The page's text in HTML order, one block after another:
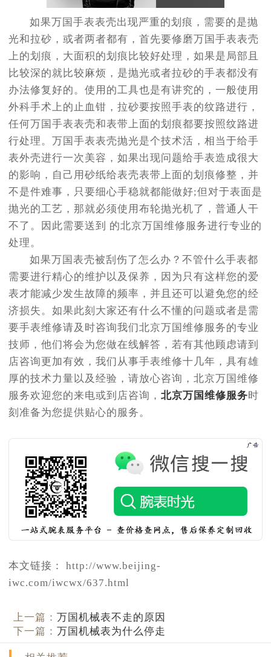
如果万国手表表壳出现严重的划痕，需要的是抛
光和拉砂，或者两者都有，首先要修磨万国手表表壳
上的划痕，大面积的划痕比较好处理，如果是局部且
比较深的就比较麻烦，是抛光或者拉砂的手表都没有
办法修复好的。使用的工具也是有讲究的，一般使用
外科手术上的止血钳，拉砂要按照手表的纹路进行，
任何万国手表表壳和表带上面的划痕都要按照纹路进
行处理。万国手表表壳抛光是个技术活，相当于给手
表外壳进行一次美容，如果出现问题给手表造成很大
的影响，自己用砂纸给表壳表带上面的划痕修整，并
不是件难事，只要细心手稳就都能做好;但对于表面是
抛光的工艺，那就必须使用布轮抛光机了，普通人干
不了。因此需要送到 的北京万国维修服务进行专业的
处理。
如果万国表壳被刮伤了怎么办？不管什么手表都
需要进行精心的维护以及保养，因为只有这样您的爱
表才能减少发生故障的频率，并且还可以避免您的经
济损失。如果此刻大家还有什么不懂的问题或者是需
要手表维修请及时咨询我们北京万国维修服务的专业
技师，他们将会为您做在线解答，若有其他顾虑请到
店咨询更加有效，我们从事手表维修十几年，具有雄
厚的技术力量以及经验，请放心咨询，北京万国维修
服务欢迎您的来电或到店咨询， 北京万国维修服务时
刻准备为您提供贴心的服务。
本文链接： http://www.beijing-
iwc.com/iwcwx/637.html
上一篇：万国机械表不走的原因
下一篇：万国机械表为什么停走